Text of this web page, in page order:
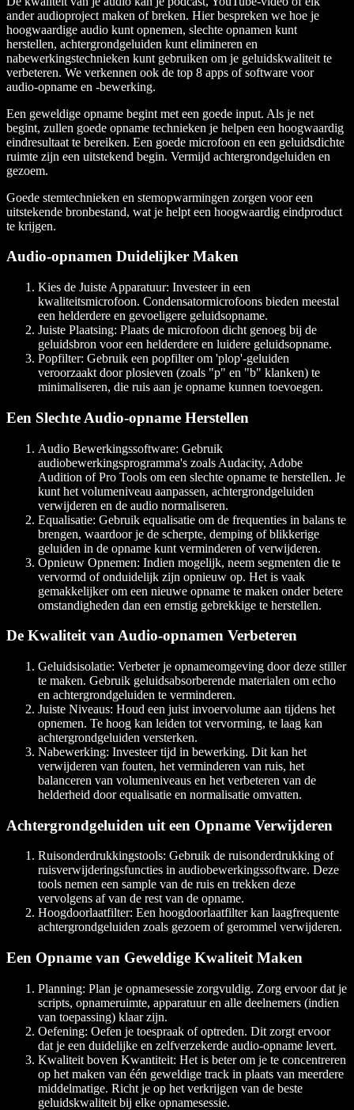
ander audioproject maken of breken. Hier bespreken we hoe je
hoogwaardige audio kunt opnemen, slechte opnamen kunt
herstellen, achtergrondgeluiden kunt elimineren en
nabewerkingstechnieken kunt gebruiken om je geluidskwaliteit te
verbeteren. We verkennen ook de top 8 apps of software voor
audio-opname en -bewerking.
Een geweldige opname begint met een goede input. Als je net
begint, zullen goede opname technieken je helpen een hoogwaardig
eindresultaat te bereiken. Een goede microfoon en een geluidsdichte
ruimte zijn een uitstekend begin. Vermijd achtergrondgeluiden en
gezoem.
Goede stemtechnieken en stemopwarmingen zorgen voor een
uitstekende bronbestand, wat je helpt een hoogwaardig eindproduct
te krijgen.
Audio-opnamen Duidelijker Maken
Kies de Juiste Apparatuur: Investeer in een
kwaliteitsmicrofoon. Condensatormicrofoons bieden meestal
een helderdere en gevoeligere geluidsopname.
Juiste Plaatsing: Plaats de microfoon dicht genoeg bij de
geluidsbron voor een helderdere en luidere geluidsopname.
Popfilter: Gebruik een popfilter om 'plop'-geluiden
veroorzaakt door plosieven (zoals "p" en "b" klanken) te
minimaliseren, die ruis aan je opname kunnen toevoegen.
Een Slechte Audio-opname Herstellen
Audio Bewerkingssoftware: Gebruik
audiobewerkingsprogramma's zoals Audacity, Adobe
Audition of Pro Tools om een slechte opname te herstellen. Je
kunt het volumeniveau aanpassen, achtergrondgeluiden
verwijderen en de audio normaliseren.
Equalisatie: Gebruik equalisatie om de frequenties in balans te
brengen, waardoor je de scherpte, demping of blikkerige
geluiden in de opname kunt verminderen of verwijderen.
Opnieuw Opnemen: Indien mogelijk, neem segmenten die te
vervormd of onduidelijk zijn opnieuw op. Het is vaak
gemakkelijker om een nieuwe opname te maken onder betere
omstandigheden dan een ernstig gebrekkige te herstellen.
De Kwaliteit van Audio-opnamen Verbeteren
Geluidsisolatie: Verbeter je opnameomgeving door deze stiller
te maken. Gebruik geluidsabsorberende materialen om echo
en achtergrondgeluiden te verminderen.
Juiste Niveaus: Houd een juist invoervolume aan tijdens het
opnemen. Te hoog kan leiden tot vervorming, te laag kan
achtergrondgeluiden versterken.
Nabewerking: Investeer tijd in bewerking. Dit kan het
verwijderen van fouten, het verminderen van ruis, het
balanceren van volumeniveaus en het verbeteren van de
helderheid door equalisatie en normalisatie omvatten.
Achtergrondgeluiden uit een Opname Verwijderen
Ruisonderdrukkingstools: Gebruik de ruisonderdrukking of
ruisverwijderingsfuncties in audiobewerkingssoftware. Deze
tools nemen een sample van de ruis en trekken deze
vervolgens af van de rest van de opname.
Hoogdoorlaatfilter: Een hoogdoorlaatfilter kan laagfrequente
achtergrondgeluiden zoals gezoem of gerommel verwijderen.
Een Opname van Geweldige Kwaliteit Maken
Planning: Plan je opnamesessie zorgvuldig. Zorg ervoor dat je
scripts, opnameruimte, apparatuur en alle deelnemers (indien
van toepassing) klaar zijn.
Oefening: Oefen je toespraak of optreden. Dit zorgt ervoor
dat je een duidelijke en zelfverzekerde audio-opname levert.
Kwaliteit boven Kwantiteit: Het is beter om je te concentreren
op het maken van één geweldige track in plaats van meerdere
middelmatige. Richt je op het verkrijgen van de beste
geluidskwaliteit bij elke opnamesessie.